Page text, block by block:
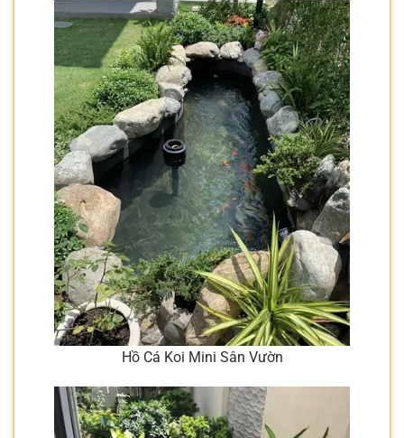
Hồ Cá Koi Mini Sân Vườn